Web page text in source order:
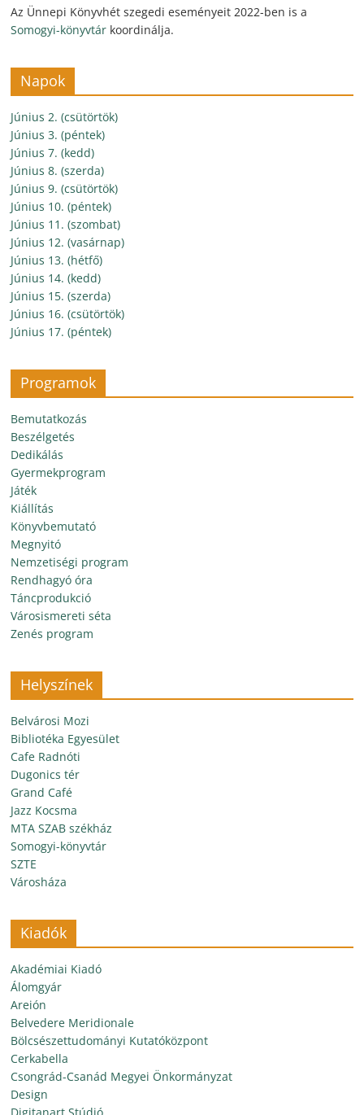
Az Ünnepi Könyvhét szegedi eseményeit 2022-ben is a
Somogyi-könyvtár koordinálja.
Napok
Június 2. (csütörtök)
Június 3. (péntek)
Június 7. (kedd)
Június 8. (szerda)
Június 9. (csütörtök)
Június 10. (péntek)
Június 11. (szombat)
Június 12. (vasárnap)
Június 13. (hétfő)
Június 14. (kedd)
Június 15. (szerda)
Június 16. (csütörtök)
Június 17. (péntek)
Programok
Bemutatkozás
Beszélgetés
Dedikálás
Gyermekprogram
Játék
Kiállítás
Könyvbemutató
Megnyitó
Nemzetiségi program
Rendhagyó óra
Táncprodukció
Városismereti séta
Zenés program
Helyszínek
Belvárosi Mozi
Bibliotéka Egyesület
Cafe Radnóti
Dugonics tér
Grand Café
Jazz Kocsma
MTA SZAB székház
Somogyi-könyvtár
SZTE
Városháza
Kiadók
Akadémiai Kiadó
Álomgyár
Areión
Belvedere Meridionale
Bölcsészettudományi Kutatóközpont
Cerkabella
Csongrád-Csanád Megyei Önkormányzat
Design